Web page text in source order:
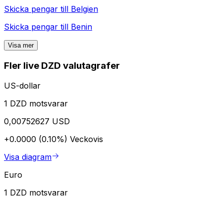
Skicka pengar till Belgien
Skicka pengar till Benin
Visa mer
Fler live DZD valutagrafer
US-dollar
1 DZD motsvarar
0,00752627 USD
+0.0000 (0.10%) Veckovis
Visa diagram
Euro
1 DZD motsvarar